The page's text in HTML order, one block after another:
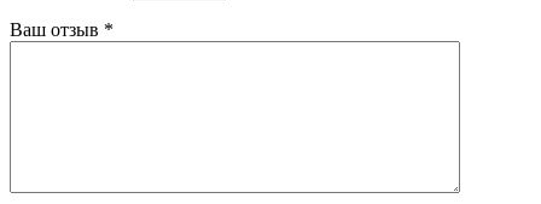
Ваш отзыв *